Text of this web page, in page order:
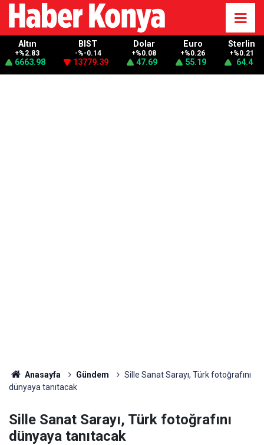
Altın
+%2.83
6663.98
BIST
-%-0.14
13779.39
Dolar
+%0.08
47.69
Euro
+%0.26
55.19
Sterlin
+%0.21
64.4
Anasayfa Gündem
Sille Sanat Sarayı, Türk fotoğrafını
dünyaya tanıtacak
Sille Sanat Sarayı, Türk fotoğrafını
dünyaya tanıtacak